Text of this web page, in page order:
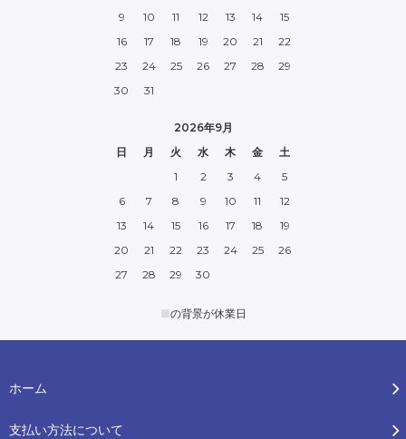
9
10 11 12 13 14
15
16
17 18 19 20 21
22
23
24 25 26 27 28
29
30
31
2026年9月
日
月 火 水 木 金
土
1
2 3 4
5
6
7 8 9 10 11
12
13
14 15 16 17 18
19
20
21 22 23 24 25
26
27
28 29 30
■の背景が休業日
ホーム
支払い方法について